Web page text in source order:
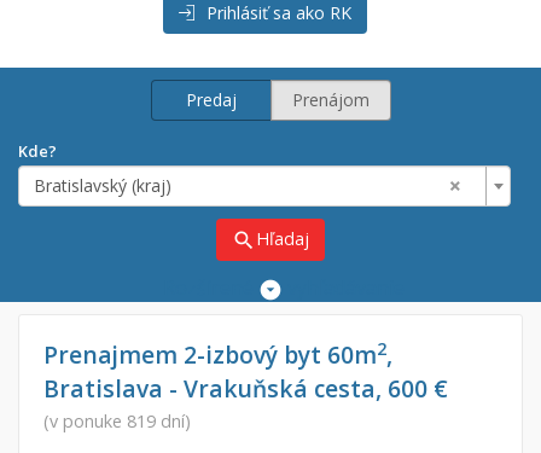
Prihlásiť sa ako RK
Predaj Prenájom
Kde?
×
Bratislavský (kraj)
search Hľadaj
Predaj
Prenájom
Od:
Prenajmem 2-izbový byt 60m2,
Bratislava - Vrakuňská cesta, 600 €
(v ponuke 819 dní)